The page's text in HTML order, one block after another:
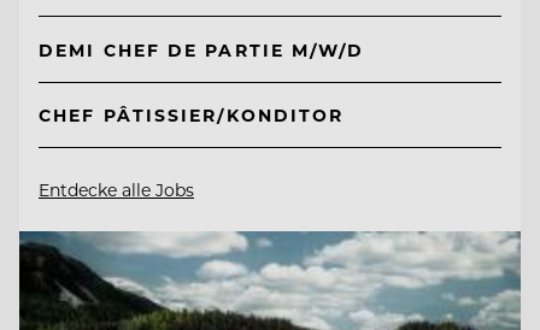
DEMI CHEF DE PARTIE M/W/D
CHEF PÂTISSIER/KONDITOR
Entdecke alle Jobs